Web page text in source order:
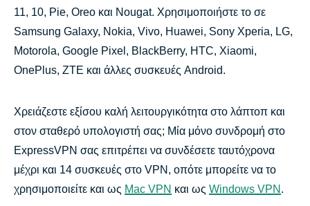
11, 10, Pie, Oreo και Nougat. Χρησιμοποιήστε το σε
Samsung Galaxy, Nokia, Vivo, Huawei, Sony Xperia, LG,
Motorola, Google Pixel, BlackBerry, HTC, Xiaomi,
OnePlus, ZTE και άλλες συσκευές Android.
Χρειάζεστε εξίσου καλή λειτουργικότητα στο λάπτοπ και
στον σταθερό υπολογιστή σας; Μία μόνο συνδρομή στο
ExpressVPN σας επιτρέπει να συνδέσετε ταυτόχρονα
μέχρι και 14 συσκευές στο VPN, οπότε μπορείτε να το
χρησιμοποιείτε και ως Mac VPN και ως Windows VPN .